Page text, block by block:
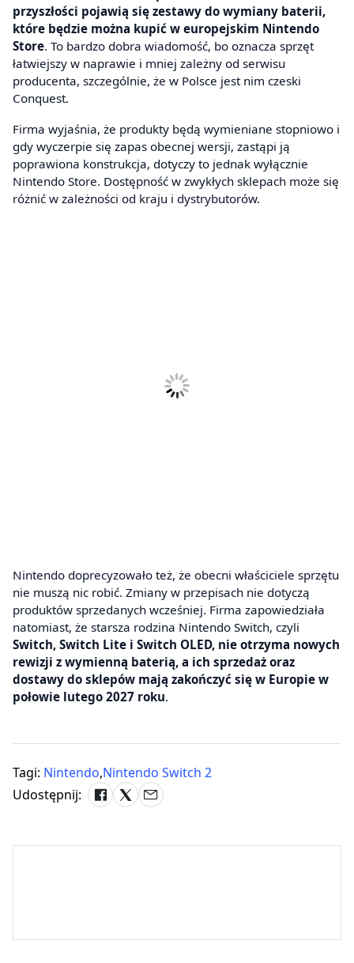
przyszłości pojawią się zestawy do wymiany baterii,
które będzie można kupić w europejskim Nintendo
Store. To bardzo dobra wiadomość, bo oznacza sprzęt
łatwiejszy w naprawie i mniej zależny od serwisu
producenta, szczególnie, że w Polsce jest nim czeski
Conquest.
Firma wyjaśnia, że produkty będą wymieniane stopniowo i
gdy wyczerpie się zapas obecnej wersji, zastąpi ją
poprawiona konstrukcja, dotyczy to jednak wyłącznie
Nintendo Store. Dostępność w zwykłych sklepach może się
różnić w zależności od kraju i dystrybutorów.
Nintendo doprecyzowało też, że obecni właściciele sprzętu
nie muszą nic robić. Zmiany w przepisach nie dotyczą
produktów sprzedanych wcześniej. Firma zapowiedziała
natomiast, że starsza rodzina Nintendo Switch, czyli
Switch, Switch Lite i Switch OLED, nie otrzyma nowych
rewizji z wymienną baterią, a ich sprzedaż oraz
dostawy do sklepów mają zakończyć się w Europie w
połowie lutego 2027 roku.
Tagi: Nintendo,Nintendo Switch 2
Udostępnij: